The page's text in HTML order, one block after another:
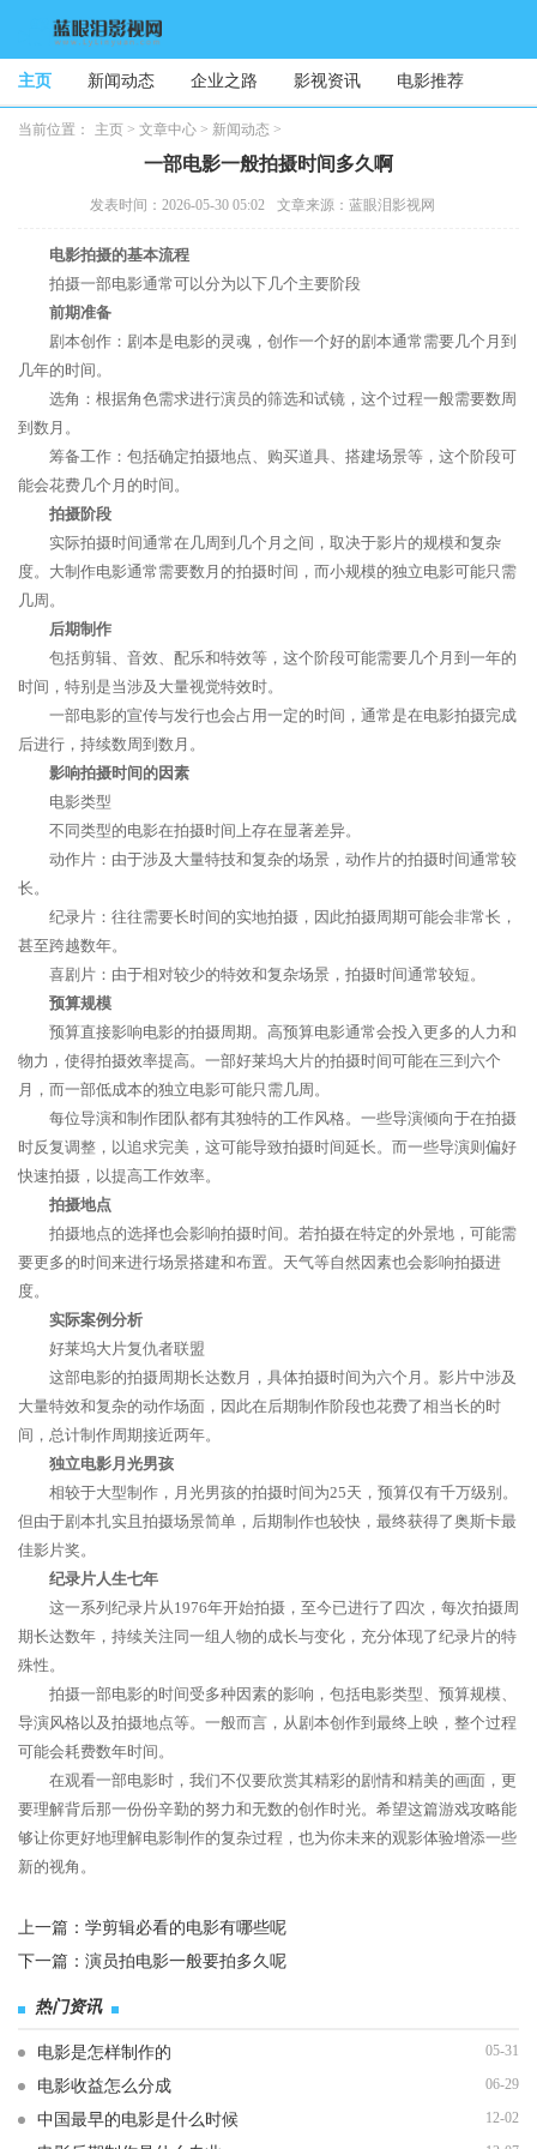
主页 新闻动态 企业之路 影视资讯 电影推荐
当前位置： 主页 > 文章中心 > 新闻动态 >
一部电影一般拍摄时间多久啊
发表时间：2026-05-30 05:02 文章来源：蓝眼泪影视网
电影拍摄的基本流程
拍摄一部电影通常可以分为以下几个主要阶段
前期准备
剧本创作：剧本是电影的灵魂，创作一个好的剧本通常需要几个月到
几年的时间。
选角：根据角色需求进行演员的筛选和试镜，这个过程一般需要数周
到数月。
筹备工作：包括确定拍摄地点、购买道具、搭建场景等，这个阶段可
能会花费几个月的时间。
拍摄阶段
实际拍摄时间通常在几周到几个月之间，取决于影片的规模和复杂
度。大制作电影通常需要数月的拍摄时间，而小规模的独立电影可能只需
几周。
后期制作
包括剪辑、音效、配乐和特效等，这个阶段可能需要几个月到一年的
时间，特别是当涉及大量视觉特效时。
一部电影的宣传与发行也会占用一定的时间，通常是在电影拍摄完成
后进行，持续数周到数月。
影响拍摄时间的因素
电影类型
不同类型的电影在拍摄时间上存在显著差异。
动作片：由于涉及大量特技和复杂的场景，动作片的拍摄时间通常较
长。
纪录片：往往需要长时间的实地拍摄，因此拍摄周期可能会非常长，
甚至跨越数年。
喜剧片：由于相对较少的特效和复杂场景，拍摄时间通常较短。
预算规模
预算直接影响电影的拍摄周期。高预算电影通常会投入更多的人力和
物力，使得拍摄效率提高。一部好莱坞大片的拍摄时间可能在三到六个
月，而一部低成本的独立电影可能只需几周。
每位导演和制作团队都有其独特的工作风格。一些导演倾向于在拍摄
时反复调整，以追求完美，这可能导致拍摄时间延长。而一些导演则偏好
快速拍摄，以提高工作效率。
拍摄地点
拍摄地点的选择也会影响拍摄时间。若拍摄在特定的外景地，可能需
要更多的时间来进行场景搭建和布置。天气等自然因素也会影响拍摄进
度。
实际案例分析
好莱坞大片复仇者联盟
这部电影的拍摄周期长达数月，具体拍摄时间为六个月。影片中涉及
大量特效和复杂的动作场面，因此在后期制作阶段也花费了相当长的时
间，总计制作周期接近两年。
独立电影月光男孩
相较于大型制作，月光男孩的拍摄时间为25天，预算仅有千万级别。
但由于剧本扎实且拍摄场景简单，后期制作也较快，最终获得了奥斯卡最
佳影片奖。
纪录片人生七年
这一系列纪录片从1976年开始拍摄，至今已进行了四次，每次拍摄周
期长达数年，持续关注同一组人物的成长与变化，充分体现了纪录片的特
殊性。
拍摄一部电影的时间受多种因素的影响，包括电影类型、预算规模、
导演风格以及拍摄地点等。一般而言，从剧本创作到最终上映，整个过程
可能会耗费数年时间。
在观看一部电影时，我们不仅要欣赏其精彩的剧情和精美的画面，更
要理解背后那一份份辛勤的努力和无数的创作时光。希望这篇游戏攻略能
够让你更好地理解电影制作的复杂过程，也为你未来的观影体验增添一些
新的视角。
上一篇： 学剪辑必看的电影有哪些呢
下一篇： 演员拍电影一般要拍多久呢
热门资讯
电影是怎样制作的 05-31
电影收益怎么分成 06-29
中国最早的电影是什么时候 12-02